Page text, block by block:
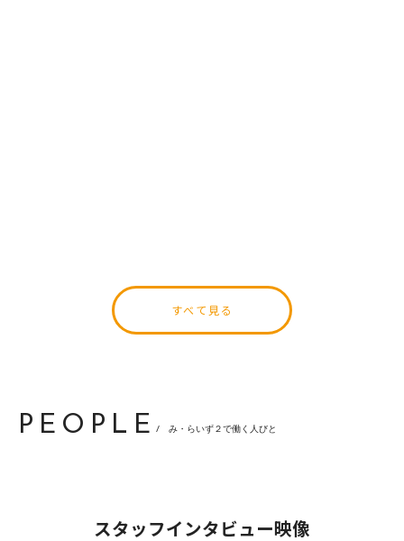
すべて見る
PEOPLE / み・らいず２で働く人びと
スタッフインタビュー映像